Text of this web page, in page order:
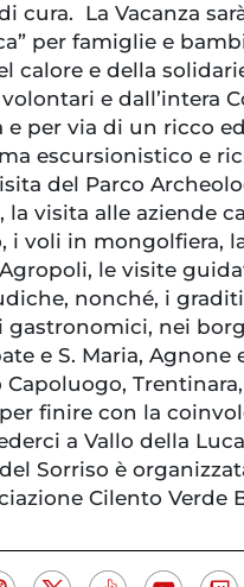
cura. La Vacanza
per famiglie e
calore e della
e dall’intera
e per via di un ricco
escursionistico e
del Parco
la visita alle aziende
i voli in mongolfiera,
le visite
nonché, i
gastronomici, nei
e S. Maria, Agnone
Capoluogo,
finire con la
a Vallo della
Sorriso è
Cilento Verde